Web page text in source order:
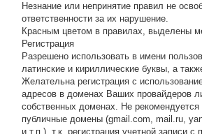
Незнание или непринятие правил не
ответственности за их нарушение.
Красным цветом в правилах, выделены
Регистрация
Разрешено использовать в имени
латинские и кириллические буквы, а
Желательна регистрация с
адресов в доменах Ваших провайдеров
собственных доменах. Не рекомендуется
публичные домены (gmail.com, mail.ru,
и т.п.), т.к. регистрация учетной записи с